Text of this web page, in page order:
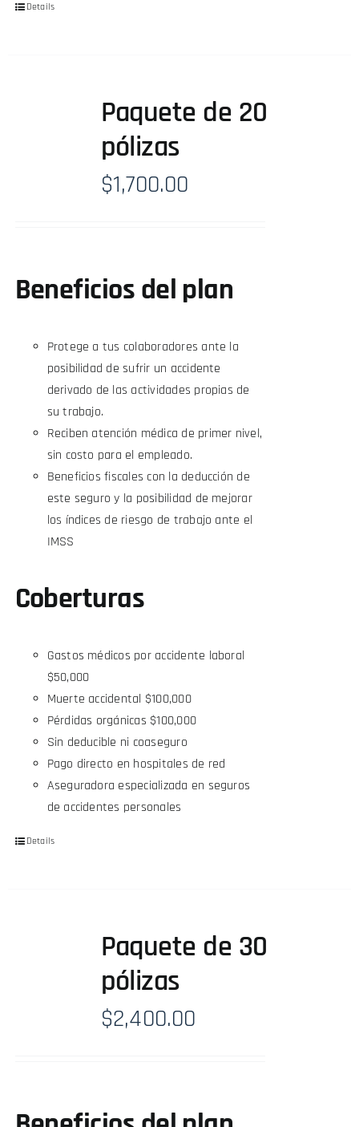
Details
Paquete de 20
pólizas
$1,700.00
Beneficios del plan
Protege a tus colaboradores ante la
posibilidad de sufrir un accidente
derivado de las actividades propias de
su trabajo.
Reciben atención médica de primer nivel,
sin costo para el empleado.
Beneficios fiscales con la deducción de
este seguro y la posibilidad de mejorar
los índices de riesgo de trabajo ante el
IMSS
Coberturas
Gastos médicos por accidente laboral
$50,000
Muerte accidental $100,000
Pérdidas orgánicas $100,000
Sin deducible ni coaseguro
Pago directo en hospitales de red
Aseguradora especializada en seguros
de accidentes personales
Details
Paquete de 30
pólizas
$2,400.00